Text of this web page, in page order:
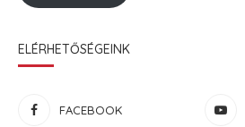
ELÉRHETŐSÉGEINK
FACEBOOK